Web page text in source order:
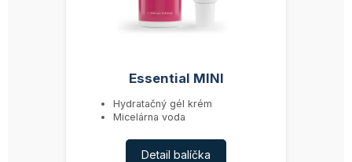
Essential MINI
Hydratačný gél krém
Micelárna voda
Detail balíčka